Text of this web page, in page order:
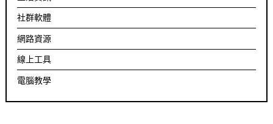
社群軟體
網路資源
線上工具
電腦教學